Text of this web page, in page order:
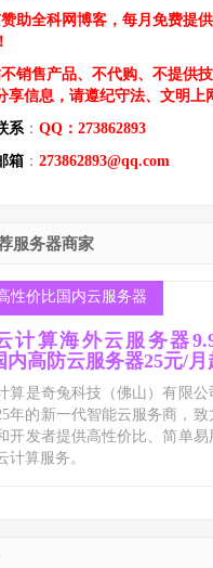
助全科网博客，每月免费提
销售产品、不代购、不提供
享信息，请遵纪守法、文明上
系： QQ：273862893
箱 ： 273862893@qq.com
服务器商家
性价比国内云服务器
计算海外云服务器
内高防云服务器25元/月
算是奇兔科技（佛山）有限公
年的新一代智能云服务商，致
开发者提供高性价比、简单易
计算服务。